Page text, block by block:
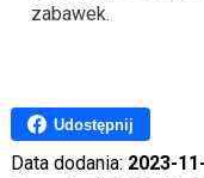
zabawek.
Udostępnij
Data dodania: 2023-